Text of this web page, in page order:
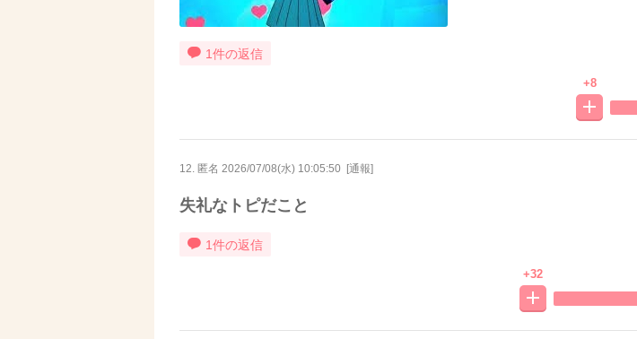
1件の返信
+8
12. 匿名 2026/07/08(水) 10:05:50 [通報]
失礼なトピだこと
1件の返信
+32